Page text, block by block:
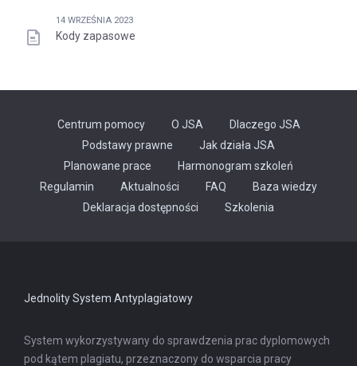
14 WRZEŚNIA 2023
Kody zapasowe
Centrum pomocy O JSA
Dlaczego JSA
Podstawy prawne
Jak działa JSA
Planowane prace
Harmonogram szkoleń
Regulamin
Aktualności FAQ
Baza wiedzy
Deklaracja dostępności
Szkolenia
Jednolity System Antyplagiatowy
System wykorzystywany do sprawdzenia prac dyplomowych
pod kątem plagiatu, przeznaczony do wsparcia pracy